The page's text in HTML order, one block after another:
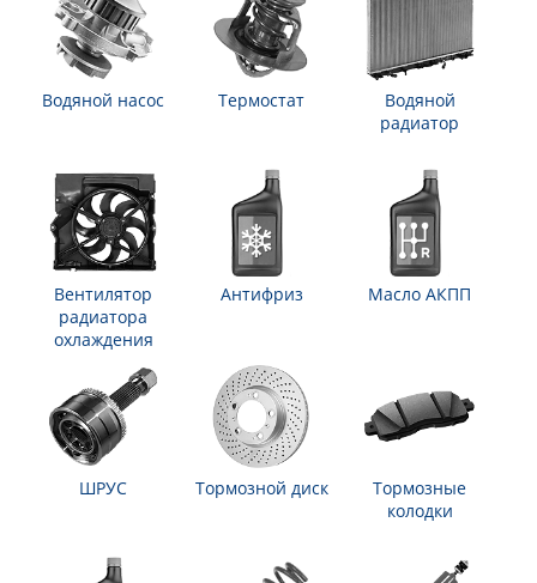
Водяной насос Термостат
Водяной
радиатор
Вентилятор
радиатора
охлаждения
Антифриз Масло АКПП
ШРУС Тормозной диск
Тормозные
колодки